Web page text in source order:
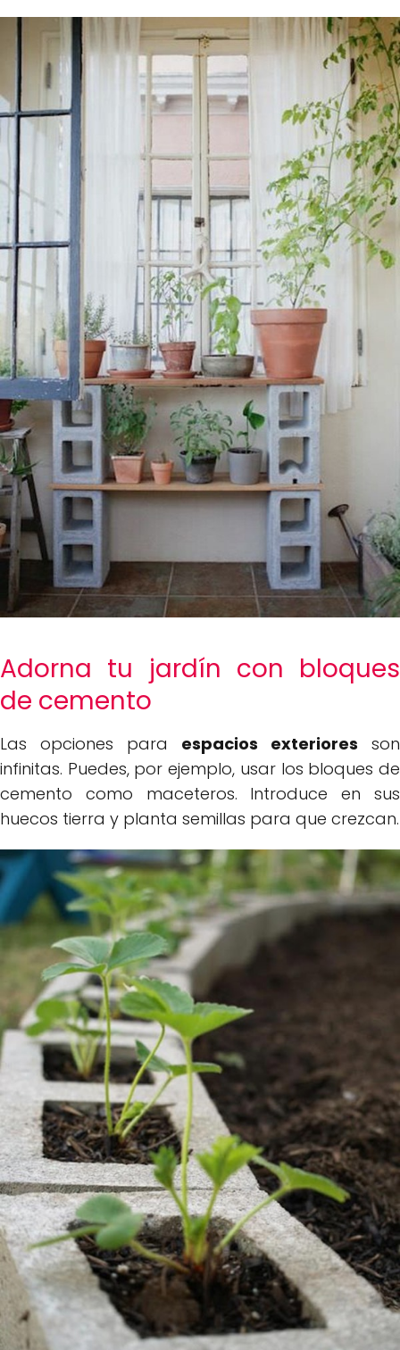
Adorna tu jardín con bloques
de cemento
Las opciones para espacios exteriores son
infinitas. Puedes, por ejemplo, usar los bloques de
cemento como maceteros. Introduce en sus
huecos tierra y planta semillas para que crezcan.